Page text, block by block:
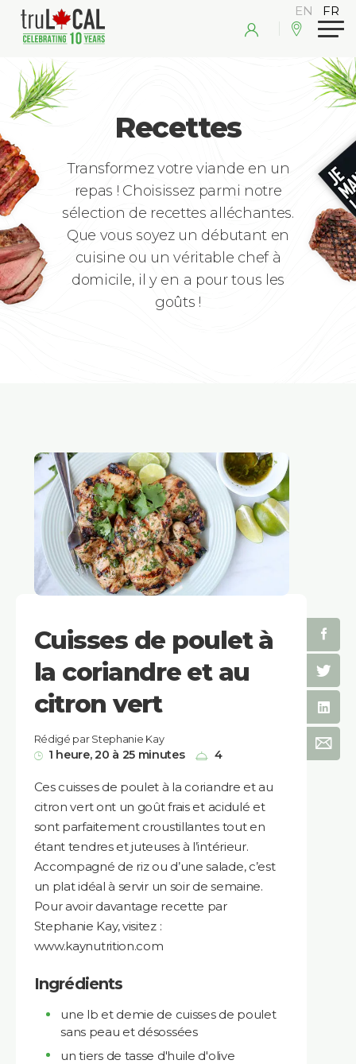
Recettes
Transformez votre viande en un
repas ! Choisissez parmi notre
sélection de recettes alléchantes.
Que vous soyez un débutant en
cuisine ou un véritable chef à
domicile, il y en a pour tous les
goûts !
Cuisses de poulet à
la coriandre et au
citron vert
Rédigé par Stephanie Kay
1 heure, 20 à 25 minutes 4
Ces cuisses de poulet à la coriandre et au
citron vert ont un goût frais et acidulé et
sont parfaitement croustillantes tout en
étant tendres et juteuses à l’intérieur.
Accompagné de riz ou d’une salade, c’est
un plat idéal à servir un soir de semaine.
Pour avoir davantage recette par
Stephanie Kay, visitez :
www.kaynutrition.com
Ingrédients
une lb et demie de cuisses de poulet
sans peau et désossées
un tiers de tasse d'huile d'olive